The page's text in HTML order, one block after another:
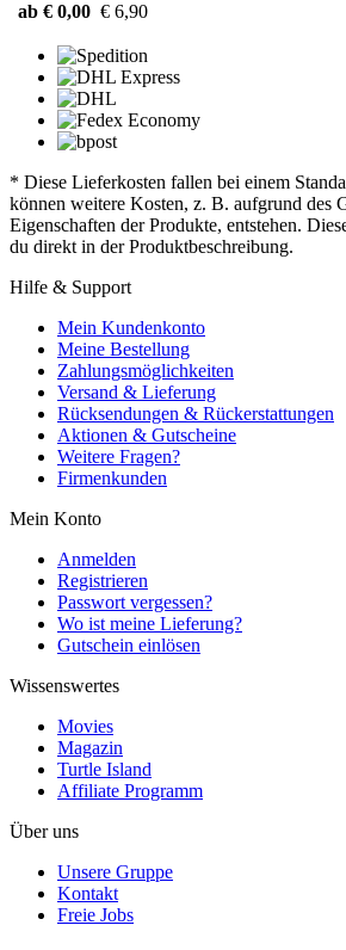
ab € 0,00 € 6,90
* Diese Lieferkosten fallen bei einem
können weitere Kosten, z. B. aufgrund des
Eigenschaften der Produkte, entstehen.
du direkt in der Produktbeschreibung.
Hilfe & Support
Mein Kundenkonto
Meine Bestellung
Zahlungsmöglichkeiten
Versand & Lieferung
Rücksendungen & Rückerstattungen
Aktionen & Gutscheine
Weitere Fragen?
Firmenkunden
Mein Konto
Anmelden
Registrieren
Passwort vergessen?
Wo ist meine Lieferung?
Gutschein einlösen
Wissenswertes
Movies
Magazin
Turtle Island
Affiliate Programm
Über uns
Unsere Gruppe
Kontakt
Freie Jobs